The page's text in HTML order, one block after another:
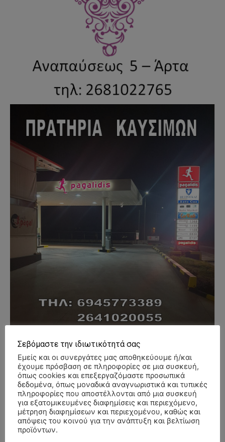
- Advertisment -
Σεβόμαστε την ιδιωτικότητά σας
Εμείς και οι συνεργάτες μας αποθηκεύουμε ή/και
έχουμε πρόσβαση σε πληροφορίες σε μια συσκευή,
όπως cookies και επεξεργαζόμαστε προσωπικά
δεδομένα, όπως μοναδικά αναγνωριστικά και τυπικές
πληροφορίες που αποστέλλονται από μια συσκευή
για εξατομικευμένες διαφημίσεις και περιεχόμενο,
μέτρηση διαφημίσεων και περιεχομένου, καθώς και
απόψεις του κοινού για την ανάπτυξη και βελτίωση
προϊόντων.